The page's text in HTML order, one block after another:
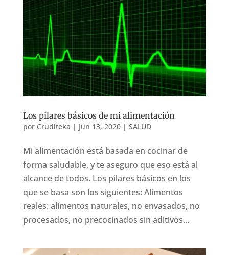
Los pilares básicos de mi alimentación
por Cruditeka | Jun 13, 2020| SALUD
Mi alimentación está basada en cocinar de
forma saludable, y te aseguro que eso está al
alcance de todos. Los pilares básicos en los
que se basa son los siguientes: Alimentos
reales: alimentos naturales, no envasados, no
procesados, no precocinados sin aditivos...